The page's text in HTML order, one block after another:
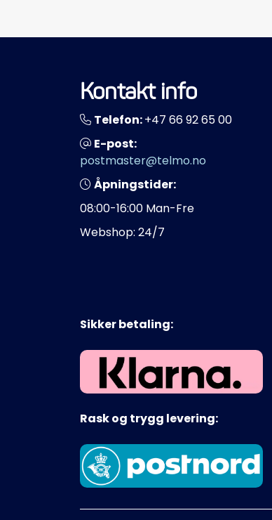
Kontakt info
Telefon:+47 66 92 65 00
E-post:
postmaster@telmo.no
Åpningstider:
08:00-16:00 Man-Fre
Webshop: 24/7
Sikker betaling:
Rask og trygg levering: